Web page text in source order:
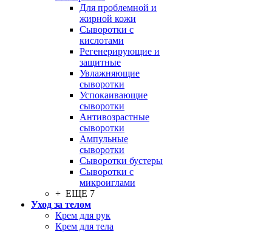
Для проблемной и
жирной кожи
Сыворотки с
кислотами
Регенерирующие и
защитные
Увлажняющие
сыворотки
Успокаивающие
сыворотки
Антивозрастные
сыворотки
Ампульные
сыворотки
Сыворотки бустеры
Сыворотки с
микроиглами
+ ЕЩЕ 7
Уход за телом
Крем для рук
Крем для тела